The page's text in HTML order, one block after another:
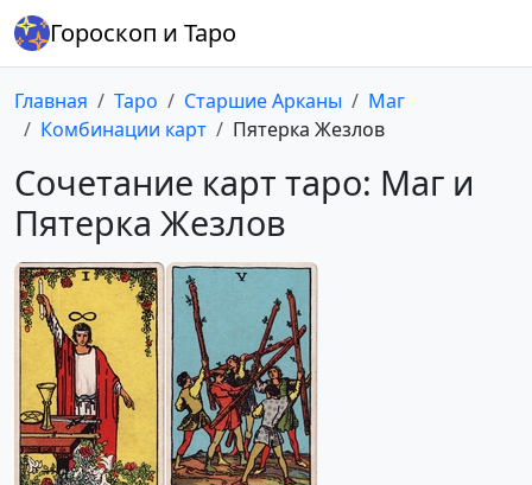
Гороскоп и Таро
Главная Таро Старшие Арканы
Маг
Комбинации карт
Пятерка Жезлов
Сочетание карт таро: Маг и
Пятерка Жезлов